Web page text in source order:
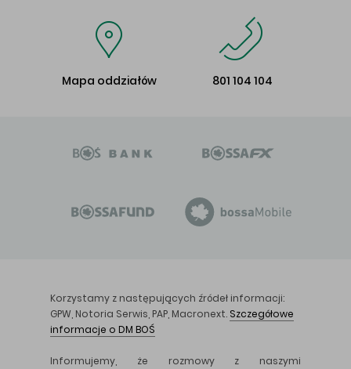
Mapa oddziałów 801 104 104
Korzystamy z następujących źródeł informacji:
GPW, Notoria Serwis, PAP, Macronext. Szczegółowe
informacje o DM BOŚ
Informujemy, że rozmowy z naszymi